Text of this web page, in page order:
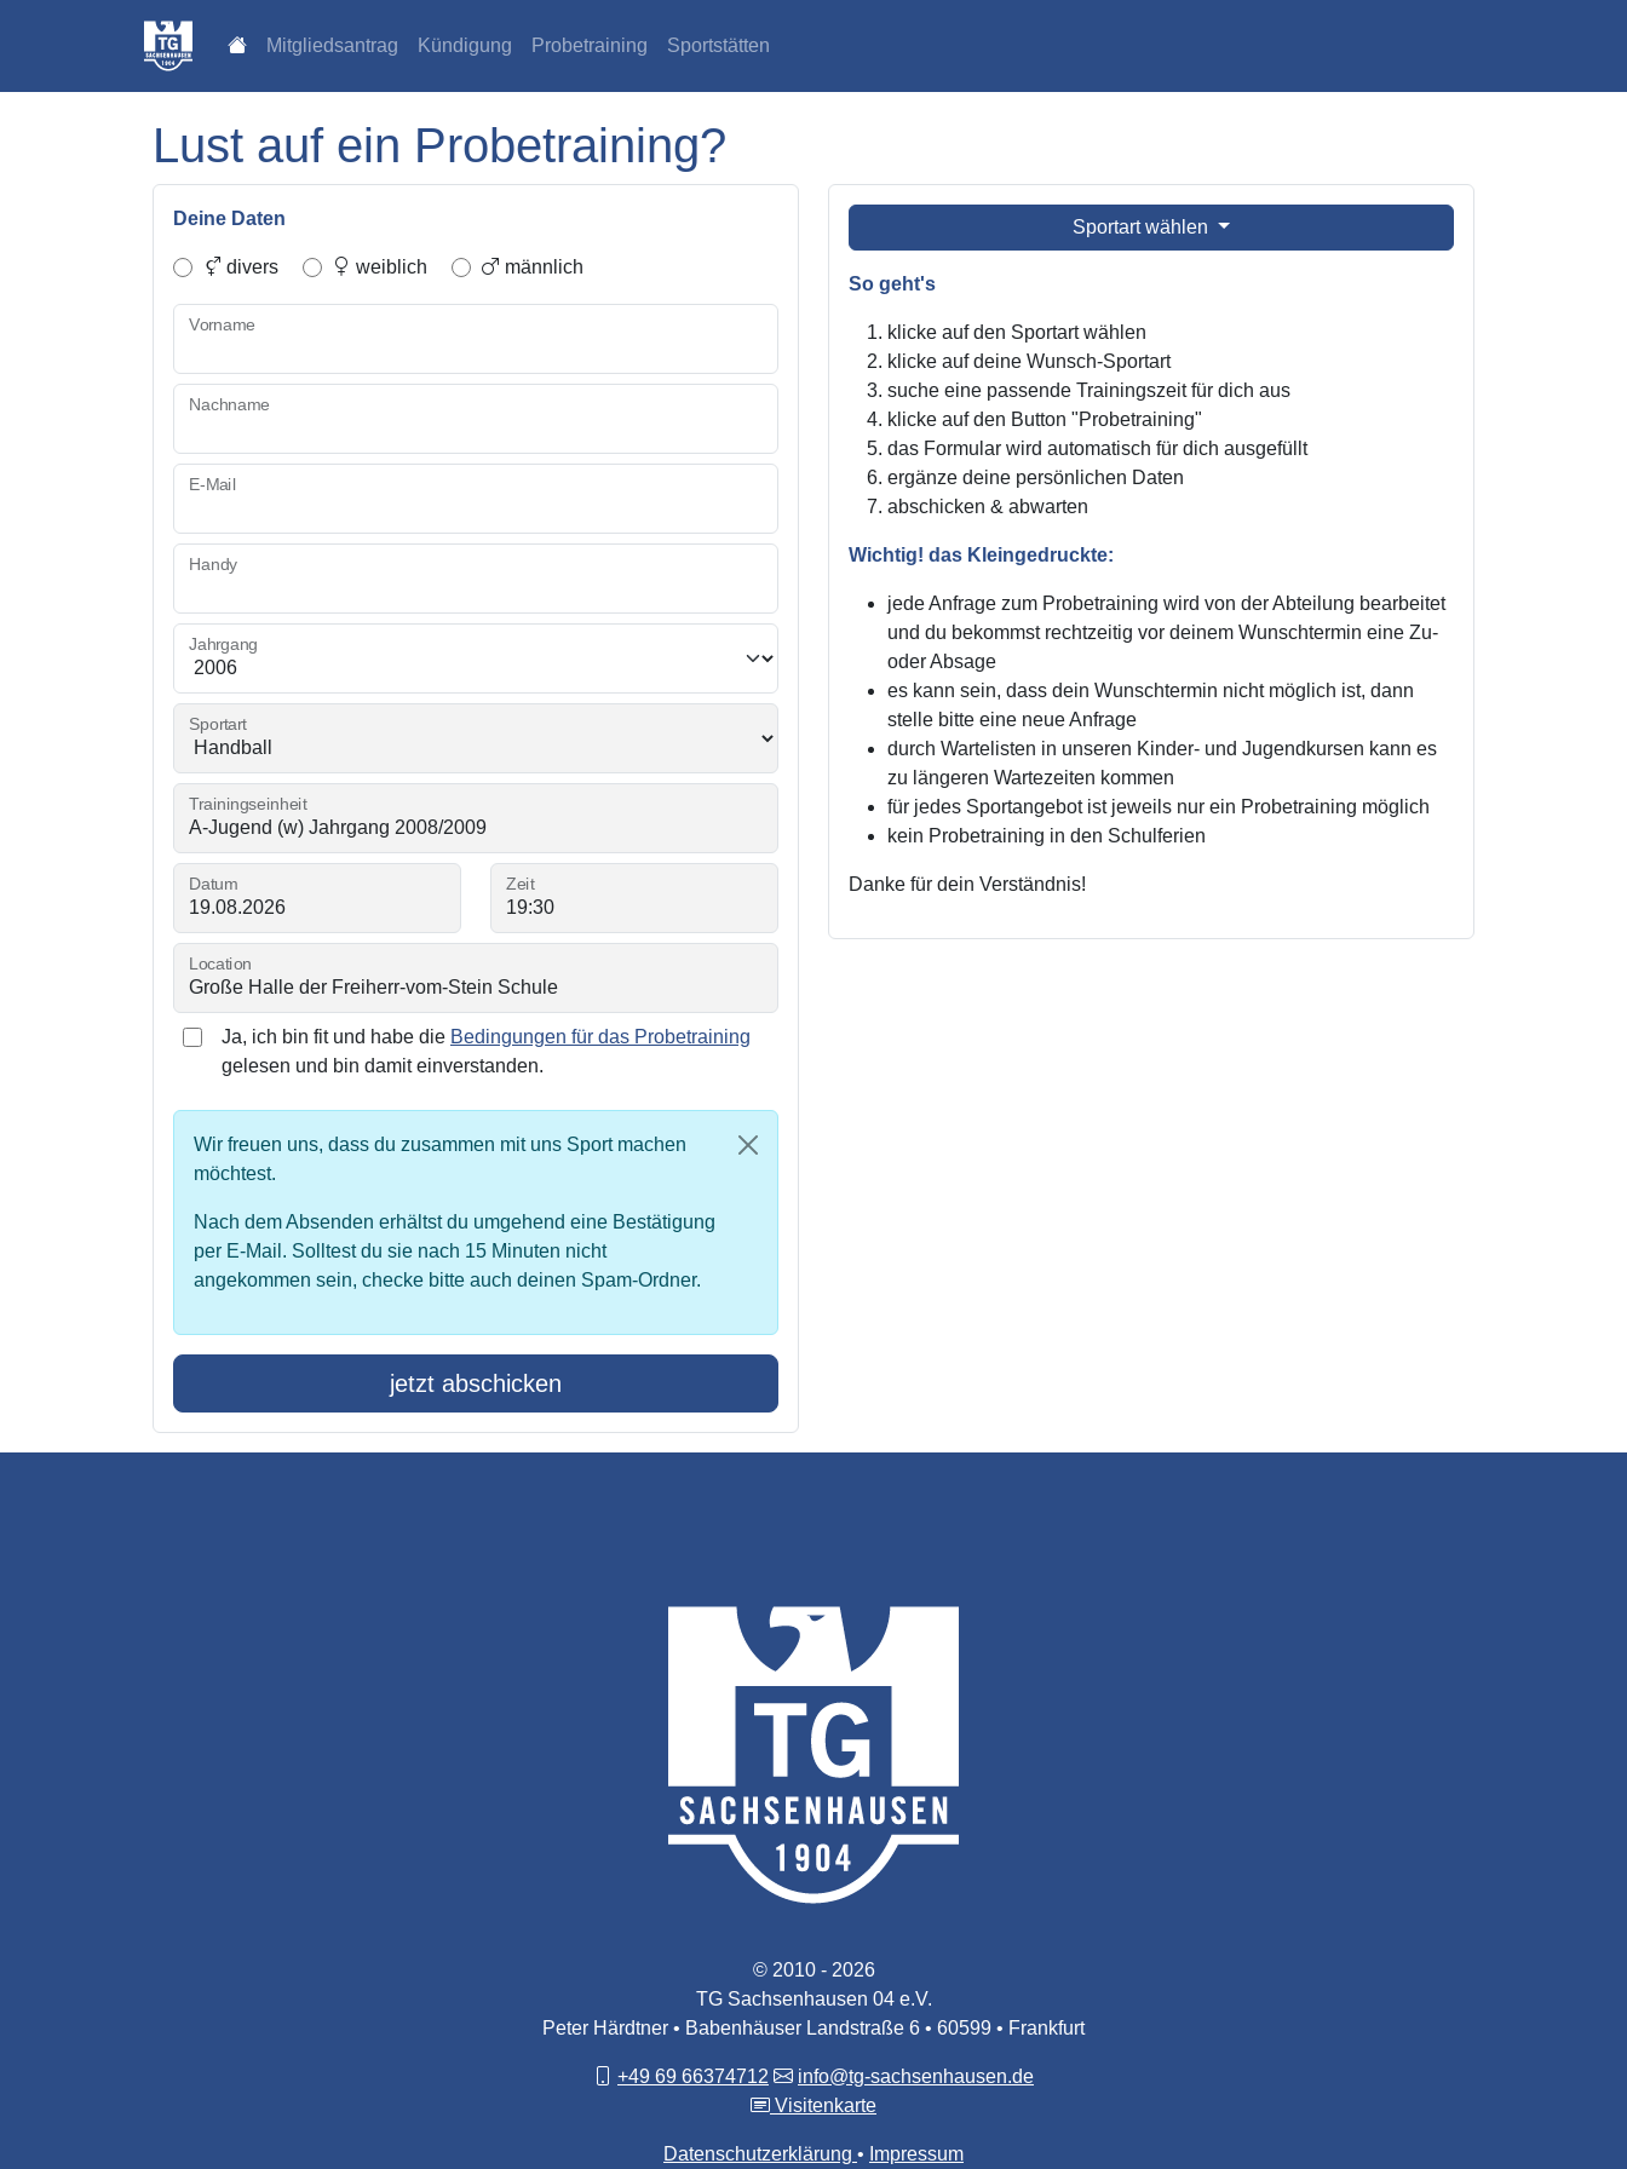
Mitgliedsantrag Kündigung Probetraining Sportstätten
Lust auf ein Probetraining?
Deine Daten
divers weiblich männlich
Vorname
Nachname
E-Mail
Handy
Jahrgang
Sportart
Trainingseinheit
Datum Zeit
Location
Ja, ich bin fit und habe die Bedingungen für das Probetraining
gelesen und bin damit einverstanden.
Wir freuen uns, dass du zusammen mit uns Sport machen
möchtest.
Nach dem Absenden erhältst du umgehend eine Bestätigung
per E-Mail. Solltest du sie nach 15 Minuten nicht
angekommen sein, checke bitte auch deinen Spam-Ordner.
jetzt abschicken
Sportart wählen
So geht's
klicke auf den Sportart wählen
klicke auf deine Wunsch-Sportart
suche eine passende Trainingszeit für dich aus
klicke auf den Button "Probetraining"
das Formular wird automatisch für dich ausgefüllt
ergänze deine persönlichen Daten
abschicken & abwarten
Wichtig! das Kleingedruckte:
jede Anfrage zum Probetraining wird von der Abteilung bearbeitet
und du bekommst rechtzeitig vor deinem Wunschtermin eine Zu-
oder Absage
es kann sein, dass dein Wunschtermin nicht möglich ist, dann
stelle bitte eine neue Anfrage
durch Wartelisten in unseren Kinder- und Jugendkursen kann es
zu längeren Wartezeiten kommen
für jedes Sportangebot ist jeweils nur ein Probetraining möglich
kein Probetraining in den Schulferien
Danke für dein Verständnis!
© 2010 - 2026
TG Sachsenhausen 04 e.V.
Peter Härdtner • Babenhäuser Landstraße 6 • 60599 • Frankfurt
+49 69 66374712
info@tg-sachsenhausen.de
Visitenkarte
Datenschutzerklärung Impressum